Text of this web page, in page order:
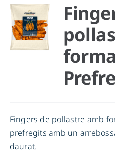
Fingers de pollastre amb
prefregits amb un
daurat.